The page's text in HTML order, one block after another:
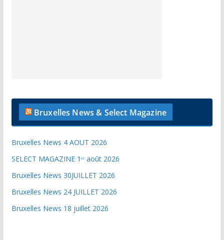
Bruxelles News & Select Magazine
Bruxelles News 4 AOUT 2026
SELECT MAGAZINE 1ᵉʳ août 2026
Bruxelles News 30JUILLET 2026
Bruxelles News 24 JUILLET 2026
Bruxelles News 18 juillet 2026